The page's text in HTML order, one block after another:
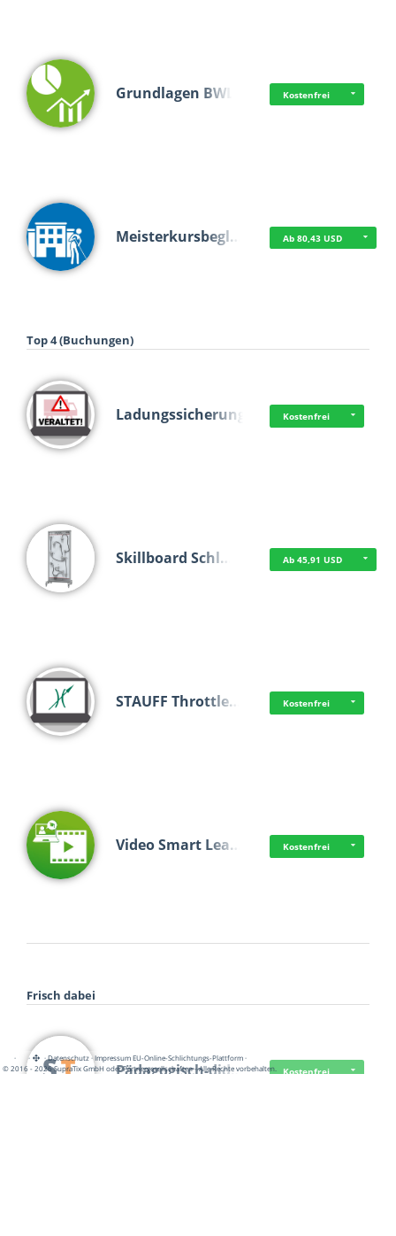
Grundlagen BWL Kostenfrei
Meisterkursbegl… Ab 80,43 USD
Top 4 (Buchungen)
Ladungssicherung Kostenfrei
Skillboard Schl… Ab 45,91 USD
STAUFF Throttle… Kostenfrei
Video Smart Lea… Kostenfrei
Frisch dabei
Pädagogisch-did… Kostenfrei
· · ·Datenschutz·Impressum EU-Online-Schlichtungs-Plattform·
© 2016 - 2026 SupraTix GmbH oder Partnergesellschaften - Alle Rechte vorbehalten.